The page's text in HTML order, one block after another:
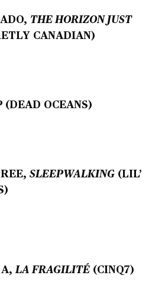
THE HORIZON JUST
CANADIAN)
(DEAD OCEANS)
SLEEPWALKING (LIL’
A,LA FRAGILITÉ (CINQ7)